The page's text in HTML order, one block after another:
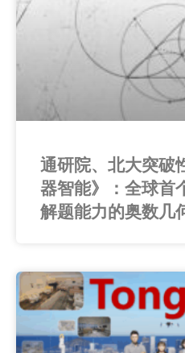
通研院、北大突破
器智能》：全球首
解题能力的奥数几